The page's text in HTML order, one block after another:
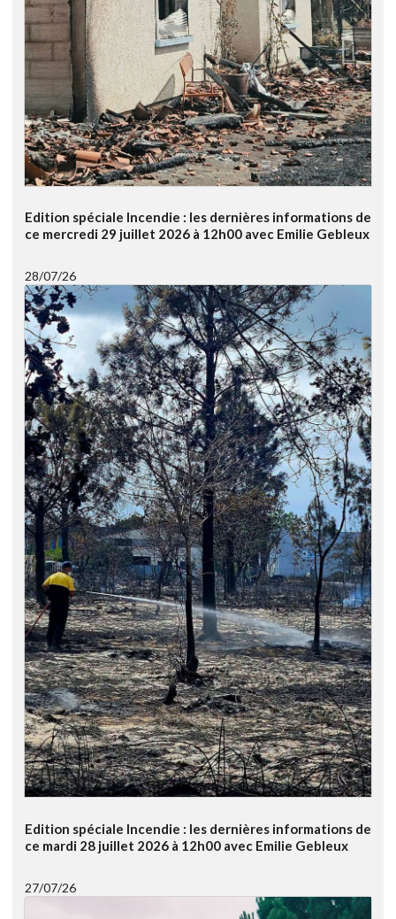
Edition spéciale Incendie : les dernières informations de
ce mercredi 29 juillet 2026 à 12h00 avec Emilie Gebleux
28/07/26
Edition spéciale Incendie : les dernières informations de
ce mardi 28 juillet 2026 à 12h00 avec Emilie Gebleux
27/07/26